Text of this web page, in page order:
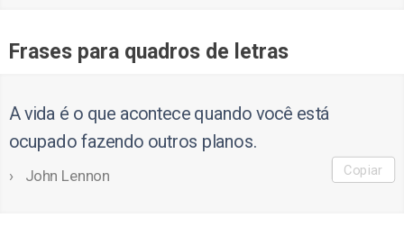
Frases para quadros de letras
A vida é o que acontece quando você está
ocupado fazendo outros planos.
John Lennon Copiar